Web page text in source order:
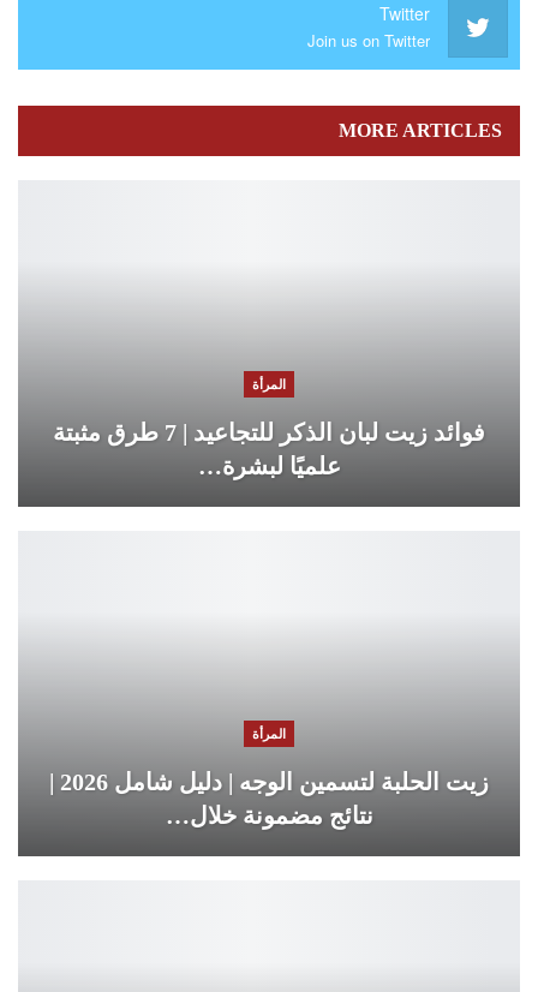
Twitter
Join us on Twitter
MORE ARTICLES
المرأة
فوائد زيت لبان الذكر للتجاعيد | 7 طرق مثبتة
علميًا لبشرة…
المرأة
زيت الحلبة لتسمين الوجه | دليل شامل 2026 |
نتائج مضمونة خلال…